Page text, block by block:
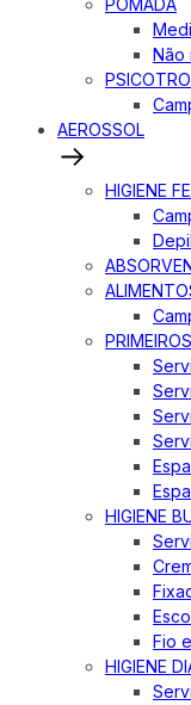
POMADA
Não
AEROSSOL
HIGIENE
HIGIENE
Fio
HIGIENE